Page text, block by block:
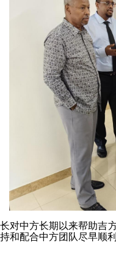
对中方长期以来帮助吉
和配合中方团队尽早顺